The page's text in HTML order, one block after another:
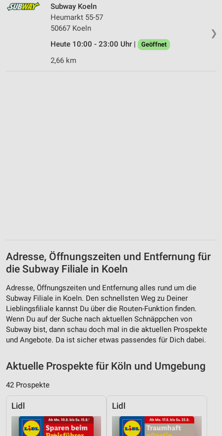
❯
Subway Koeln
Heumarkt 55-57
50667 Koeln
Heute 10:00 - 23:00 Uhr |
Geöffnet
2,66 km
Adresse, Öffnungszeiten und Entfernung für
die Subway Filiale in Koeln
Adresse, Öffnungszeiten und Entfernung alles rund um die
Subway Filiale in Koeln. Den schnellsten Weg zu Deiner
Lieblingsfiliale kannst Du über die Routen-Funktion finden.
Wenn Du auf der Suche nach aktuellen Schnäppchen von
Subway bist, dann schau doch mal in die aktuellen Prospekte
und Angebote. Da ist sicher etwas passendes für Dich dabei.
Aktuelle Prospekte für Köln und Umgebung
42 Prospekte
Lidl Lidl